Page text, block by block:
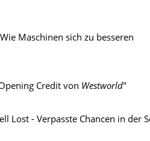
Maschinen sich zu besseren
Credit von Westworld"
Lost - Verpasste Chancen in der